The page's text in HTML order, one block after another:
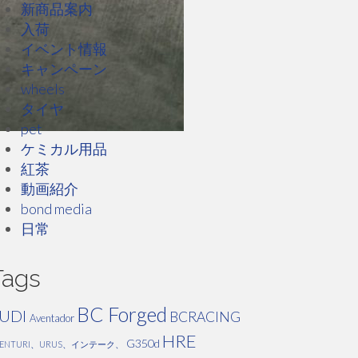
新商品案内
入荷
イベント情報
キャンペーン
wheels
タイヤ
pet
ケミカル用品
紅茶
動画紹介
bond media
日常
Aventador BC Forged BCRACING
、URUS、インテーク、 G350d HRE